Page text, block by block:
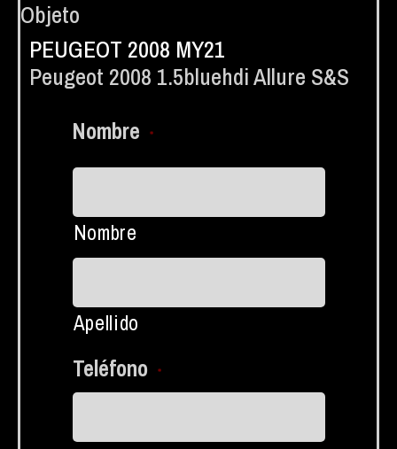
Objeto
PEUGEOT 2008 MY21
Peugeot 2008 1.5bluehdi Allure S&s
Nombre *
Nombre
Apellido
Teléfono *